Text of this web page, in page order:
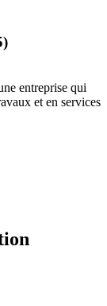
entreprise qui
et en services